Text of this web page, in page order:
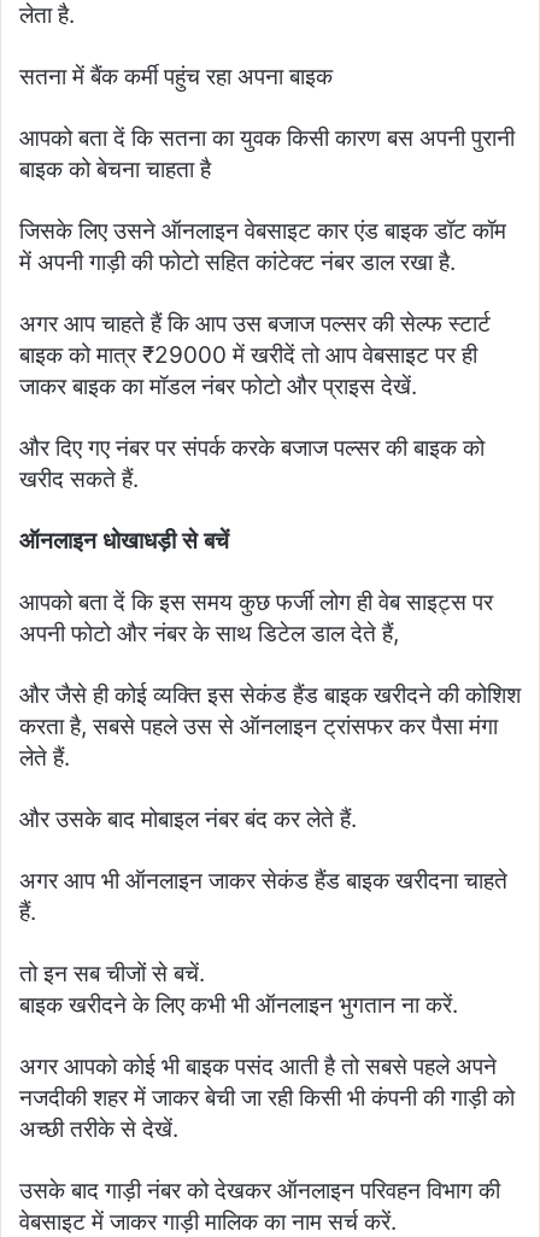
लेता है.
सतना में बैंक कर्मी पहुंच रहा अपना बाइक
आपको बता दें कि सतना का युवक किसी कारण बस अपनी पुरानी
बाइक को बेचना चाहता है
जिसके लिए उसने ऑनलाइन वेबसाइट कार एंड बाइक डॉट कॉम
में अपनी गाड़ी की फोटो सहित कांटेक्ट नंबर डाल रखा है.
अगर आप चाहते हैं कि आप उस बजाज पल्सर की सेल्फ स्टार्ट
बाइक को मात्र ₹29000 में खरीदें तो आप वेबसाइट पर ही
जाकर बाइक का मॉडल नंबर फोटो और प्राइस देखें.
और दिए गए नंबर पर संपर्क करके बजाज पल्सर की बाइक को
खरीद सकते हैं.
ऑनलाइन धोखाधड़ी से बचें
आपको बता दें कि इस समय कुछ फर्जी लोग ही वेब साइट्स पर
अपनी फोटो और नंबर के साथ डिटेल डाल देते हैं,
और जैसे ही कोई व्यक्ति इस सेकंड हैंड बाइक खरीदने की कोशिश
करता है, सबसे पहले उस से ऑनलाइन ट्रांसफर कर पैसा मंगा
लेते हैं.
और उसके बाद मोबाइल नंबर बंद कर लेते हैं.
अगर आप भी ऑनलाइन जाकर सेकंड हैंड बाइक खरीदना चाहते
हैं.
तो इन सब चीजों से बचें.
बाइक खरीदने के लिए कभी भी ऑनलाइन भुगतान ना करें.
अगर आपको कोई भी बाइक पसंद आती है तो सबसे पहले अपने
नजदीकी शहर में जाकर बेची जा रही किसी भी कंपनी की गाड़ी को
अच्छी तरीके से देखें.
उसके बाद गाड़ी नंबर को देखकर ऑनलाइन परिवहन विभाग की
वेबसाइट में जाकर गाड़ी मालिक का नाम सर्च करें.